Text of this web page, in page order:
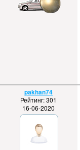
pakhan74
Рейтинг: 301
16-06-2020